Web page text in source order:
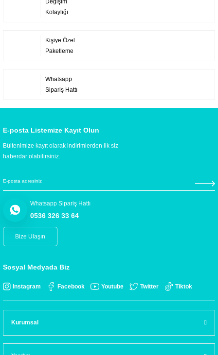
Değişim
Kolaylığı
Kişiye Özel
Paketleme
Whatsapp
Sipariş Hattı
E-posta Listemize Kayıt Olun
Bültenimize kayıt olarak indirimlerden ilk siz
haberdar olabilirsiniz.
Whatsapp Sipariş Hattı
0536 326 33 64
Bize Ulaşın
Sosyal Medyada Biz
Instagram Facebook Youtube Twitter Tiktok
Kurumsal